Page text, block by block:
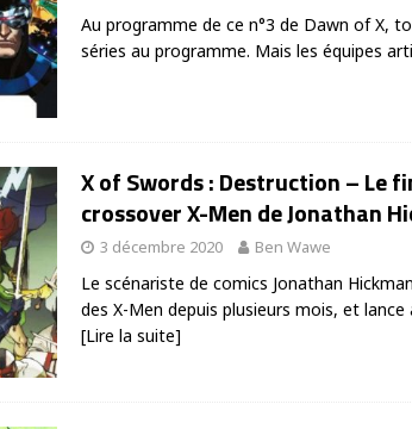
Au programme de ce n°3 de Dawn of X,
séries au programme. Mais les équipes
X of Swords : Destruction – Le
crossover X-Men de Jonathan
3 décembre 2020 Ben Wawe
Le scénariste de comics Jonathan
des X-Men depuis plusieurs mois, et lance
[Lire la suite]